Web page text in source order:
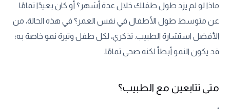
ماذا لو لم يزد طول طفلك خلال عدة أشهر؟ أو كان بعيدًا تمامًا
عن متوسط طول الأطفال في نفس العمر؟ في هذه الحالة، من
الأفضل استشارة الطبيب. تذكري، لكل طفل وتيرة نمو خاصة به؛
قد يكون النمو أبطأ لكنه صحي تمامًا.
متى تتابعين مع الطبيب؟